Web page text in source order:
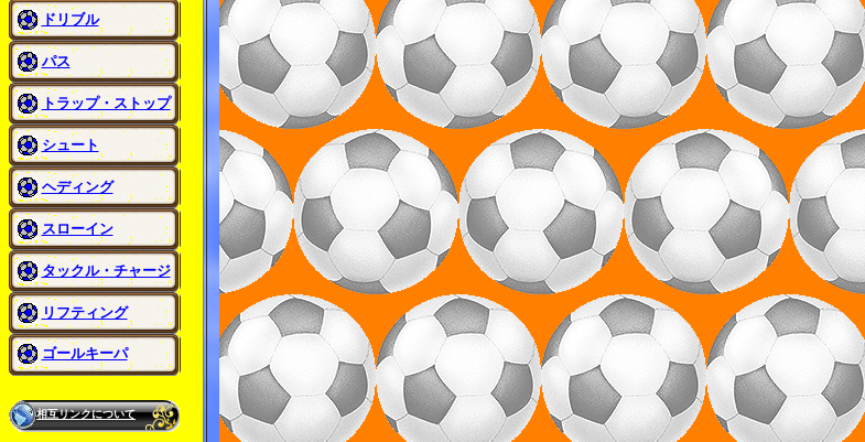
ドリブル
パス
トラップ・ストップ
シュート
ヘディング
スローイン
タックル・チャージ
リフティング
ゴールキーパ
相互リンクについて